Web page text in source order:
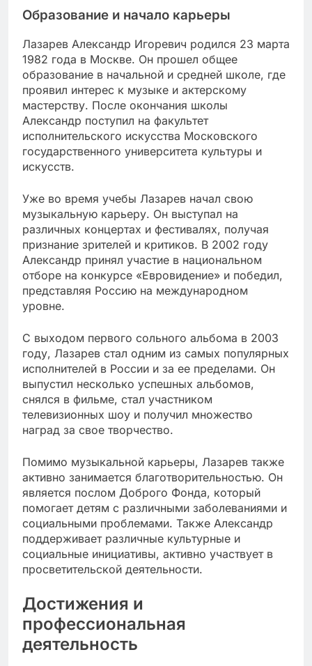
Образование и начало карьеры
Лазарев Александр Игоревич родился 23 марта
1982 года в Москве. Он прошел общее
образование в начальной и средней школе, где
проявил интерес к музыке и актерскому
мастерству. После окончания школы
Александр поступил на факультет
исполнительского искусства Московского
государственного университета культуры и
искусств.
Уже во время учебы Лазарев начал свою
музыкальную карьеру. Он выступал на
различных концертах и фестивалях, получая
признание зрителей и критиков. В 2002 году
Александр принял участие в национальном
отборе на конкурсе «Евровидение» и победил,
представляя Россию на международном
уровне.
С выходом первого сольного альбома в 2003
году, Лазарев стал одним из самых популярных
исполнителей в России и за ее пределами. Он
выпустил несколько успешных альбомов,
снялся в фильме, стал участником
телевизионных шоу и получил множество
наград за свое творчество.
Помимо музыкальной карьеры, Лазарев также
активно занимается благотворительностью. Он
является послом Доброго Фонда, который
помогает детям с различными заболеваниями и
социальными проблемами. Также Александр
поддерживает различные культурные и
социальные инициативы, активно участвует в
просветительской деятельности.
Достижения и
профессиональная
деятельность